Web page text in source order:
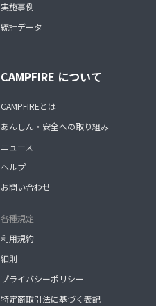
実施事例
統計データ
CAMPFIRE について
CAMPFIREとは
あんしん・安全への取り組み
ニュース
ヘルプ
お問い合わせ
各種規定
利用規約
細則
プライバシーポリシー
特定商取引法に基づく表記